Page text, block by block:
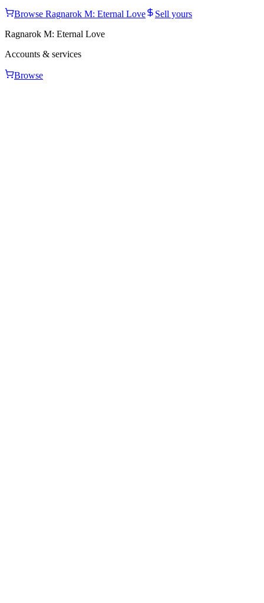
Browse Ragnarok M: Eternal Love
Sell yours
Ragnarok M: Eternal Love
Accounts & services
Browse